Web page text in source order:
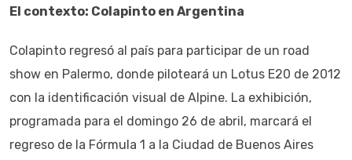
El contexto: Colapinto en Argentina
Colapinto regresó al país para participar de un road
show en Palermo, donde piloteará un Lotus E20 de 2012
con la identificación visual de Alpine. La exhibición,
programada para el domingo 26 de abril, marcará el
regreso de la Fórmula 1 a la Ciudad de Buenos Aires